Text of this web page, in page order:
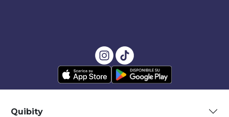
Quibity